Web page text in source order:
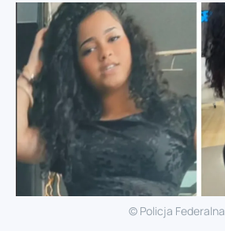
© Policja Federalna